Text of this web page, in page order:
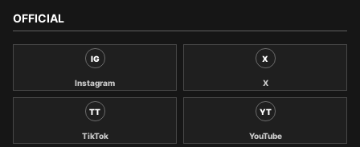
OFFICIAL
IG
Instagram
X
X
TT
TikTok
YT
YouTube